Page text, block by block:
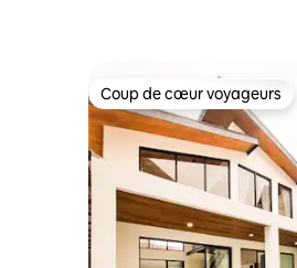
Coup de cœur voyageurs
Coup de cœur voyageurs